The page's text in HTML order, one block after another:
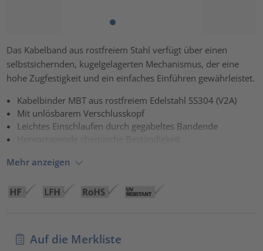
Das Kabelband aus rostfreiem Stahl verfügt über einen
selbstsichernden, kugelgelagerten Mechanismus, der eine
hohe Zugfestigkeit und ein einfaches Einführen gewährleistet.
Kabelbinder MBT aus rostfreiem Edelstahl SS304 (V2A)
Mit unlösbarem Verschlusskopf
Leichtes Einschlaufen durch gegabeltes Bandende
Mehr anzeigen
Auf die Merkliste